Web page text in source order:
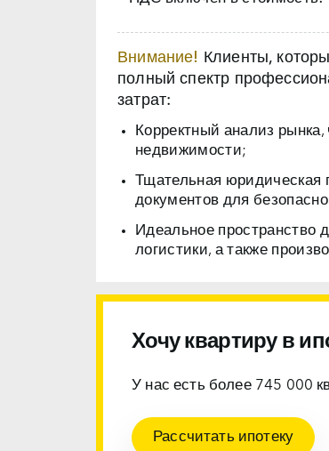
Внимание!
Клиенты,
полный спектр
затрат:
Корректный анализ
недвижимости;
Тщательная юридическая
документов для
Идеальное пространство
логистики, а также
Хочу квартиру в
У нас есть более 745 000
Рассчитать ипотеку